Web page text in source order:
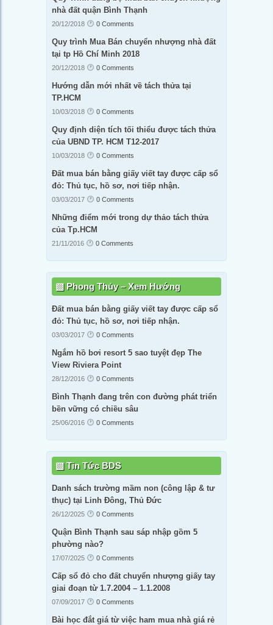
nhà đất quận Bình Thạnh
20/12/2018 0 Comments
Quy trình Mua Bán chuyển nhượng nhà đất
tại tp Hồ Chí Minh 2018
20/12/2018 0 Comments
Hướng dẫn mới nhất về tách thửa tại
TP.HCM
10/03/2018 0 Comments
Quy định diện tích tối thiểu được tách thửa
của UBND TP. HCM T12-2017
10/03/2018 0 Comments
Đất mua bán bằng giấy viết tay được cấp sổ
đỏ: Thủ tục, hồ sơ, nơi tiếp nhận.
03/03/2017 0 Comments
Những điểm mới trong dự thảo tách thửa
của Tp.HCM
21/11/2016 0 Comments
Phong Thủy – Xem Hướng
Đất mua bán bằng giấy viết tay được cấp sổ
đỏ: Thủ tục, hồ sơ, nơi tiếp nhận.
03/03/2017 0 Comments
Ngắm hồ bơi resort 5 sao tuyệt đẹp The
View Riviera Point
28/12/2016 0 Comments
Bình Thạnh đang trên con đường phát triển
bền vững có chiều sâu
25/06/2016 0 Comments
Tin Tức BDS
Danh sách trường mầm non (công lập & tư
thục) tại Linh Đông, Thủ Đức
26/12/2025 0 Comments
Quận Bình Thạnh sau sáp nhập gồm 5
phường nào?
17/07/2025 0 Comments
Cấp sổ đỏ cho đất chuyển nhượng giấy tay
giai đoạn từ 1.7.2004 – 1.1.2008
07/09/2017 0 Comments
Bài học đắt giá từ việc ham mua nhà giá rẻ